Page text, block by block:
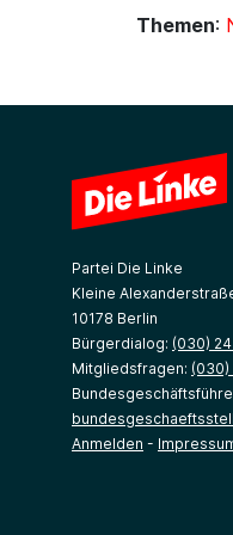
Themen:
Partei Die Linke
Kleine
10178 Berlin
Bürgerdialog: (030)
Mitgliedsfragen: (030)
Anmelden -